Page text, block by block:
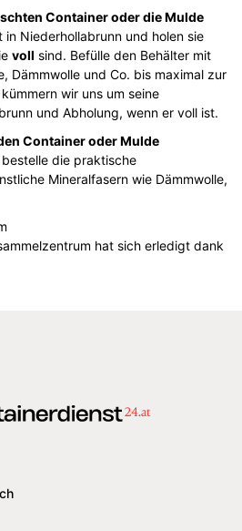
Container oder die Mulde
Niederhollabrunn und holen sie
voll sind. Befülle den Behälter mit
Dämmwolle und Co. bis maximal zur
wir uns um seine
und Abholung, wenn er voll ist.
Container oder Mulde
die praktische
Mineralfasern wie Dämmwolle,
hat sich erledigt dank